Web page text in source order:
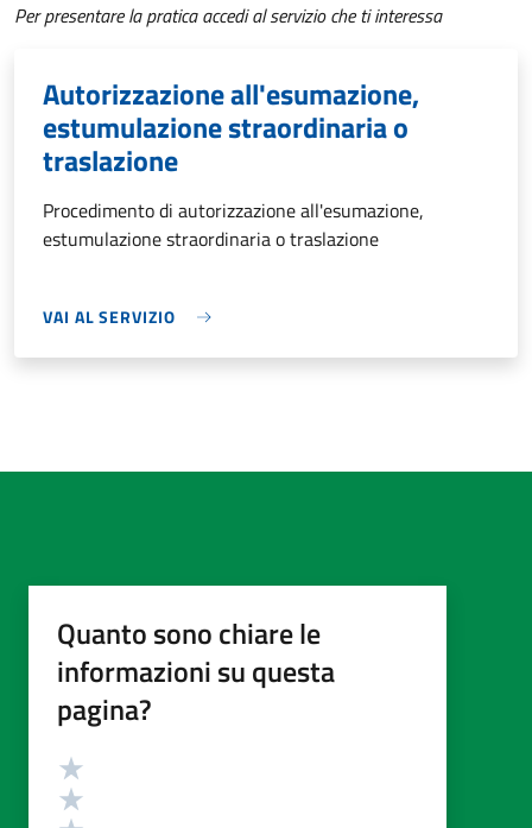
Per presentare la pratica accedi al servizio che ti interessa
Autorizzazione all'esumazione,
estumulazione straordinaria o
traslazione
Procedimento di autorizzazione all'esumazione,
estumulazione straordinaria o traslazione
VAI AL SERVIZIO
Quanto sono chiare le
informazioni su questa
pagina?
Valutazione